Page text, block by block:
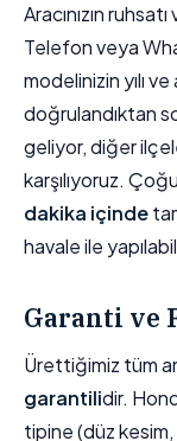
Aracınızın
Telefon veya
modelinizin yılı
doğrulandıktan
geliyor, diğer
karşılıyoruz.
dakika içinde
havale ile
Garanti ve
Ürettiğimiz tüm
garantilidir.
tipine (düz kesim,